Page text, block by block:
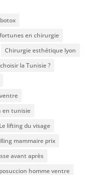
botox
en chirurgie
Chirurgie esthétique lyon
la Tunisie ?
en tunisie
Le lifting du visage
mammaire prix
avant après
homme ventre